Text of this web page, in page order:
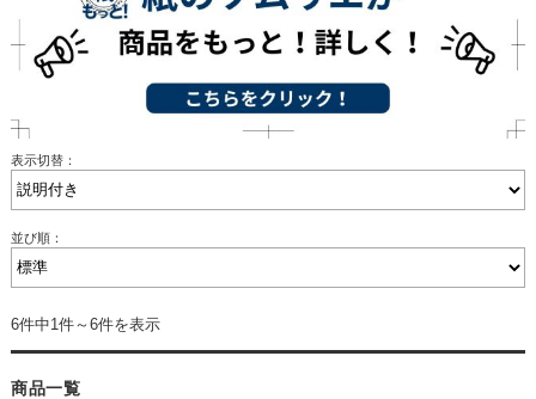
表示切替：
並び順：
6件中1件～6件を表示
商品一覧